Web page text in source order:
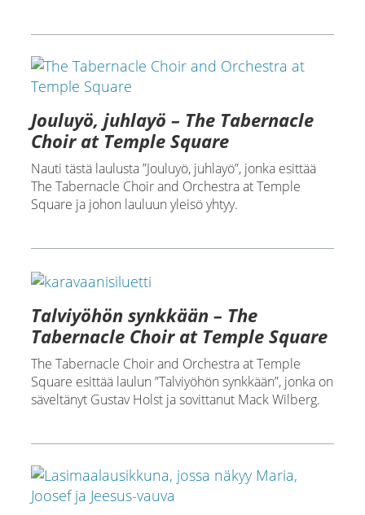
Jouluyö, juhlayö – The Tabernacle
Choir at Temple Square
Nauti tästä laulusta ”Jouluyö, juhlayö”, jonka esittää
The Tabernacle Choir and Orchestra at Temple
Square ja johon lauluun yleisö yhtyy.
Talviyöhön synkkään – The
Tabernacle Choir at Temple Square
The Tabernacle Choir and Orchestra at Temple
Square esittää laulun ”Talviyöhön synkkään”, jonka on
säveltänyt Gustav Holst ja sovittanut Mack Wilberg.